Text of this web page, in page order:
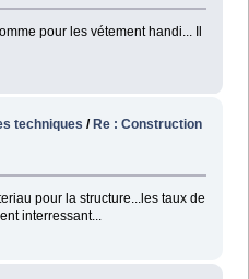
pour les vétement handi... Il
techniques / Re : Construction
pour la structure...les taux de
interressant...